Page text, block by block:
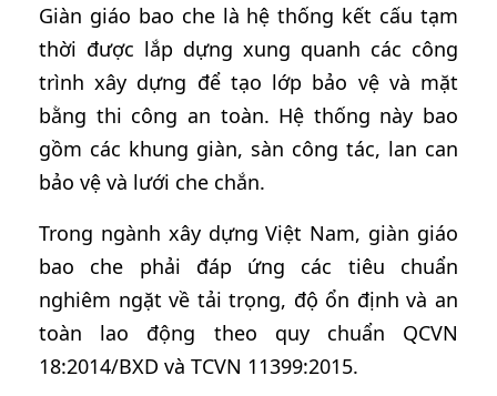
Giàn giáo bao che là hệ thống kết cấu tạm
thời được lắp dựng xung quanh các công
trình xây dựng để tạo lớp bảo vệ và mặt
bằng thi công an toàn. Hệ thống này bao
gồm các khung giàn, sàn công tác, lan can
bảo vệ và lưới che chắn.
Trong ngành xây dựng Việt Nam, giàn giáo
bao che phải đáp ứng các tiêu chuẩn
nghiêm ngặt về tải trọng, độ ổn định và an
toàn lao động theo quy chuẩn QCVN
18:2014/BXD và TCVN 11399:2015.